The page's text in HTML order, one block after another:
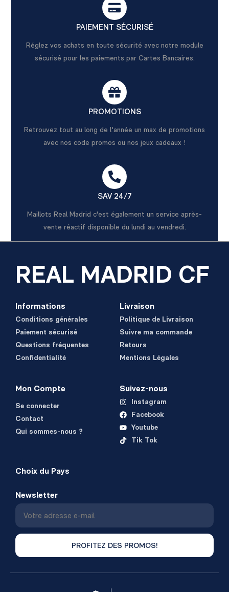
PAIEMENT SÉCURISÉ
Réglez vos achats en toute sécurité avec notre module
sécurisé pour les paiements par Cartes Bancaires.
PROMOTIONS
Retrouvez tout au long de l'année un max de promotions
avec nos code promos ou nos jeux cadeaux !
SAV 24/7
Maillots Real Madrid c'est également un service après-
vente réactif disponible du lundi au vendredi.
REAL MADRID CF
Informations
Conditions générales
Paiement sécurisé
Questions fréquentes
Confidentialité
Livraison
Politique de Livraison
Suivre ma commande
Retours
Mentions Légales
Mon Compte
Se connecter
Contact
Qui sommes-nous ?
Suivez-nous
Instagram
Facebook
Youtube
Tik Tok
Choix du Pays
Newsletter
PROFITEZ DES PROMOS!